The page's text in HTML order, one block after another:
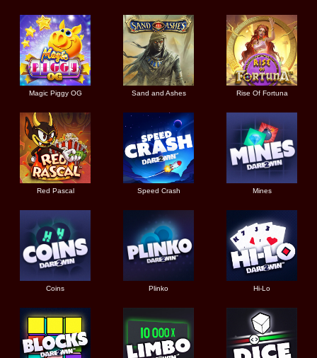
Magic Piggy OG Sand and Ashes Rise Of Fortuna
Red Pascal Speed Crash Mines
Coins Plinko Hi-Lo